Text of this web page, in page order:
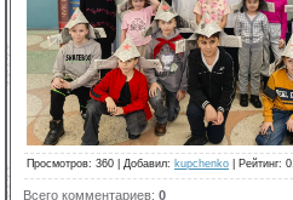
Просмотров: 360 Добавил: kupchenko Рейтинг:
Всего комментариев: 0